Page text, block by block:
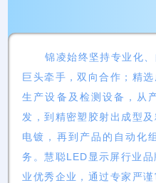
锦凌始终坚持专业化、
巨头牵手，双向合作；精
生产设备及检测设备，从
发，到精密塑胶射出成型
电镀，再到产品的自动化
务。慧聪LED显示屏行业
业优秀企业，通过专家严